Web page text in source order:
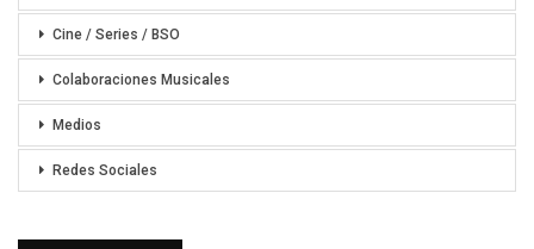
Cine / Series / BSO
Colaboraciones Musicales
Medios
Redes Sociales